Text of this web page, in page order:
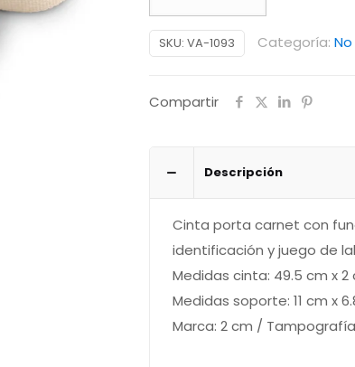
Puzzle
cantidad
SKU: VA-1093 Categoría:
Compartir
Descripción
Cinta porta carnet con
identificación y juego de
Medidas cinta: 49.5 cm x 2
Medidas soporte: 11 cm x
Marca: 2 cm /